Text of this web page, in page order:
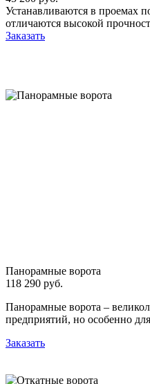
Устанавливаются в проемах
отличаются высокой
Заказать
Панорамные ворота
118 290 руб.
Панорамные ворота –
предприятий, но особенно
Заказать